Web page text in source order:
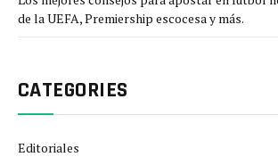
de la UEFA, Premiership escocesa y más.
CATEGORIES
Editoriales